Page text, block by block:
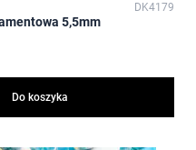
DK4179
5,5mm
Do koszyka